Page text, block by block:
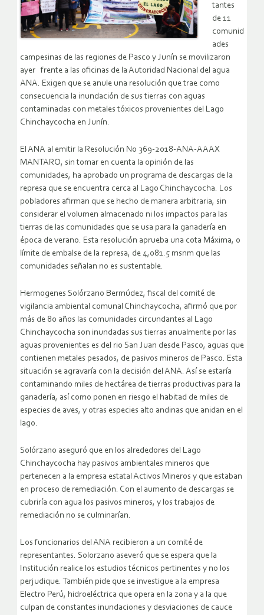
tantes
de 11
comunid
ades
campesinas de las regiones de Pasco y Junín se movilizaron
ayer frente a las oficinas de la Autoridad Nacional del agua
ANA. Exigen que se anule una resolución que trae como
consecuencia la inundación de sus tierras con aguas
contaminadas con metales tóxicos provenientes del Lago
Chinchaycocha en Junín.
El ANA al emitir la Resolución No 369-2018-ANA-AAAX
MANTARO, sin tomar en cuenta la opinión de las
comunidades, ha aprobado un programa de descargas de la
represa que se encuentra cerca al Lago Chinchaycocha. Los
pobladores afirman que se hecho de manera arbitraria, sin
considerar el volumen almacenado ni los impactos para las
tierras de las comunidades que se usa para la ganadería en
época de verano. Esta resolución aprueba una cota Máxima, o
límite de embalse de la represa, de 4,081.5 msnm que las
comunidades señalan no es sustentable.
Hermogenes Solórzano Bermúdez, fiscal del comité de
vigilancia ambiental comunal Chinchaycocha, afirmó que por
más de 80 años las comunidades circundantes al Lago
Chinchaycocha son inundadas sus tierras anualmente por las
aguas provenientes es del rio San Juan desde Pasco, aguas que
contienen metales pesados, de pasivos mineros de Pasco. Esta
situación se agravaría con la decisión del ANA. Así se estaría
contaminando miles de hectárea de tierras productivas para la
ganadería, así como ponen en riesgo el habitad de miles de
especies de aves, y otras especies alto andinas que anidan en el
lago.
Solórzano aseguró que en los alrededores del Lago
Chinchaycocha hay pasivos ambientales mineros que
pertenecen a la empresa estatal Activos Mineros y que estaban
en proceso de remediación. Con el aumento de descargas se
cubriría con agua los pasivos mineros, y los trabajos de
remediación no se culminarían.
Los funcionarios del ANA recibieron a un comité de
representantes. Solorzano aseveró que se espera que la
Institución realice los estudios técnicos pertinentes y no los
perjudique. También pide que se investigue a la empresa
Electro Perú, hidroeléctrica que opera en la zona y a la que
culpan de constantes inundaciones y desviaciones de cauce